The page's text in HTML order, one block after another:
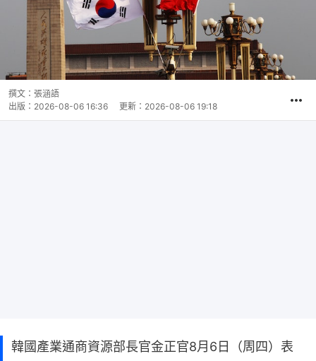
撰文： 張涵語
出版： 2026-08-06 16:36 更新： 2026-08-06 19:18
韓國產業通商資源部長官金正官8月6日（周四）表